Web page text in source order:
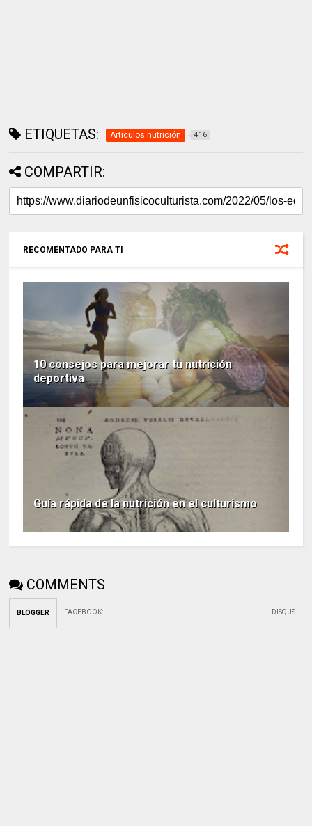
ETIQUETAS: Artículos nutrición 416
COMPARTIR:
RECOMENTADO PARA TI
10 consejos para mejorar tu nutrición
deportiva
Guía rápida de la nutrición en el culturismo
COMMENTS
BLOGGER FACEBOOK: DISQUS